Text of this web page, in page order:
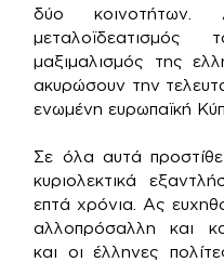
δύο
μαξιμαλισμός της
ακυρώσουν την
ενωμένη ευρωπαϊκή
Σε όλα αυτά
κυριολεκτικά
επτά χρόνια. Ας
αλλοπρόσαλλη και
και οι έλληνες